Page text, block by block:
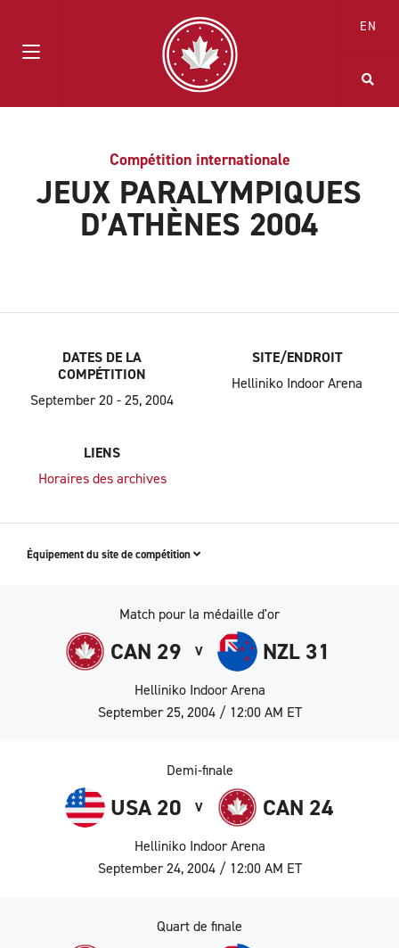
EN
Compétition internationale
JEUX PARALYMPIQUES
D’ATHÈNES 2004
DATES DE LA
COMPÉTITION
September 20 - 25, 2004
SITE/ENDROIT
Helliniko Indoor Arena
LIENS
Horaires des archives
Équipement du site de compétition
Match pour la médaille d'or
CAN 29 V NZL 31
Helliniko Indoor Arena
September 25, 2004 / 12:00 AM ET
Demi-finale
USA 20 V CAN 24
Helliniko Indoor Arena
September 24, 2004 / 12:00 AM ET
Quart de finale